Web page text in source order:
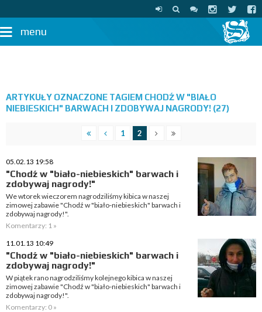
menu
ARTYKUŁY OZNACZONE TAGIEM CHODŹ W "BIAŁO
NIEBIESKICH" BARWACH I ZDOBYWAJ NAGRODY! (27)
1 2
05.02.13 19:58
"Chodź w "biało-niebieskich" barwach i
zdobywaj nagrody!"
We wtorek wieczorem nagrodziliśmy kibica w naszej
zimowej zabawie "Chodź w "biało-niebieskich" barwach i
zdobywaj nagrody!".
Komentarzy: 1 »
11.01.13 10:49
"Chodź w "biało-niebieskich" barwach i
zdobywaj nagrody!"
W piątek rano nagrodziliśmy kolejnego kibica w naszej
zimowej zabawie "Chodź w "biało-niebieskich" barwach i
zdobywaj nagrody!".
Komentarzy: 0 »